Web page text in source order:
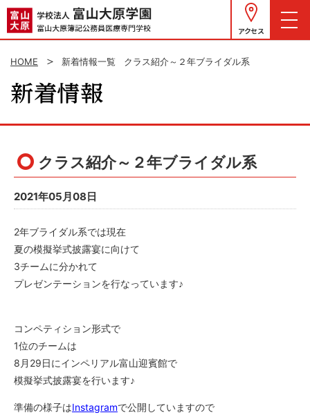
アクセス
HOME 新着情報一覧 クラス紹介～２年ブライダル系
クラス紹介～２年ブライダル系
2021年05月08日
2年ブライダル系では現在
夏の模擬挙式披露宴に向けて
3チームに分かれて
プレゼンテーションを行なっています♪
コンペティション形式で
1位のチームは
8月29日にインペリアル富山迎賓館で
模擬挙式披露宴を行います♪
準備の様子はInstagramで公開していますので